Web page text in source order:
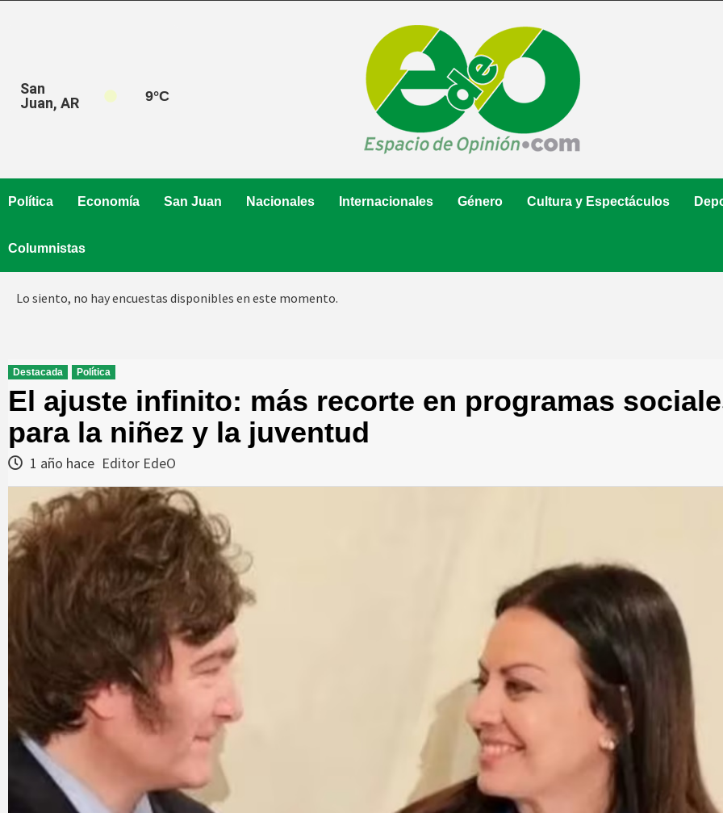
San
Juan, AR
9°C
Política Economía San Juan Nacionales Internacionales Género Cultura y Espectáculos
Columnistas
Lo siento, no hay encuestas disponibles en este momento.
Destacada Política
El ajuste infinito: más recorte en programas
para la niñez y la juventud
1 año hace Editor EdeO